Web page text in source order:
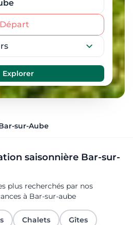
sur-Aube
saisonnière Bar-sur-
plus recherchés par nos
à Bar-sur-aube
Chalets Gîtes